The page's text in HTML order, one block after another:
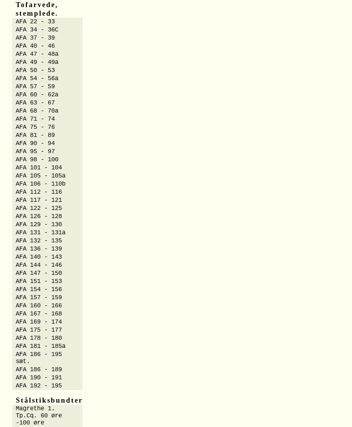
Tofarvede,
stemplede.
AFA 22 - 33
AFA 34 - 36C
AFA 37 - 39
AFA 40 - 46
AFA 47 - 48a
AFA 49 - 49a
AFA 50 - 53
AFA 54 - 56a
AFA 57 - 59
AFA 60 - 62a
AFA 63 - 67
AFA 68 - 70a
AFA 71 - 74
AFA 75 - 76
AFA 81 - 89
AFA 90 - 94
AFA 95 - 97
AFA 98 - 100
AFA 101 - 104
AFA 105 - 105a
AFA 106 - 110b
AFA 112 - 116
AFA 117 - 121
AFA 122 - 125
AFA 126 - 128
AFA 129 - 130
AFA 131 - 131a
AFA 132 - 135
AFA 136 - 139
AFA 140 - 143
AFA 144 - 146
AFA 147 - 150
AFA 151 - 153
AFA 154 - 156
AFA 157 - 159
AFA 160 - 166
AFA 167 - 168
AFA 169 - 174
AFA 175 - 177
AFA 178 - 180
AFA 181 - 185a
AFA 186 - 195
sæt.
AFA 186 - 189
AFA 190 - 191
AFA 192 - 195
Stålstiksbundter
Magrethe 1.
Tp.Cq. 60 øre
-100 øre